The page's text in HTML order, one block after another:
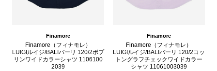
Finamore
Finamore（フィナモレ）
LUIGIルイジ/BALIバーリ 120/2ポプ
リンワイドカラーシャツ 1106100
2039
Finamore
Finamore（フィナモレ）
LUIGIルイジ/BALIバーリ 120/2コッ
トングラフチェックワイドカラー
シャツ 11061003039